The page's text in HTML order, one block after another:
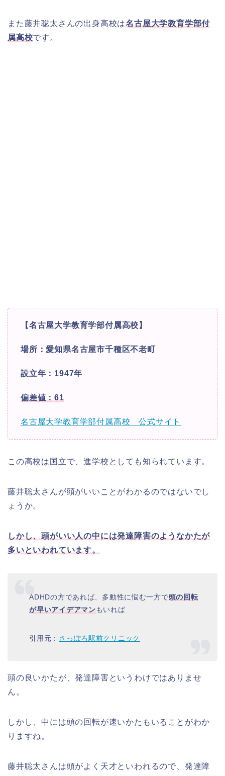
また藤井聡太さんの出身高校は名古屋大学教育学部付
属高校です。
【名古屋大学教育学部付属高校】
場所：愛知県名古屋市千種区不老町
設立年：1947年
偏差値：61
名古屋大学教育学部付属高校 公式サイト
この高校は国立で、進学校としても知られています。
藤井聡太さんが頭がいいことがわかるのではないでし
ょうか。
しかし、頭がいい人の中には発達障害のようなかたが
多いといわれています。
ADHDの方であれば、多動性に悩む一方で頭の回転
が早いアイデアマンもいれば
引用元： さっぽろ駅前クリニック
頭の良いかたが、発達障害というわけではありませ
ん。
しかし、中には頭の回転が速いかたもいることがわか
りますね。
藤井聡太さんは頭がよく天才といわれるので、発達障